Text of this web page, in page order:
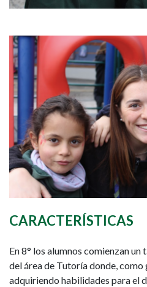
CARACTERÍSTICAS
En 8° los alumnos comienzan
del área de Tutoría donde,
adquiriendo habilidades para el